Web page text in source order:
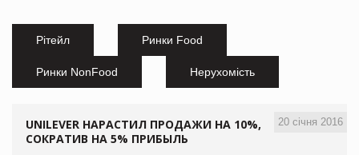
Рітейл Ринки Food
Ринки NonFood Нерухомість
20 січня 2016
UNILEVER НАРАСТИЛ ПРОДАЖИ НА 10%,
СОКРАТИВ НА 5% ПРИБЫЛЬ